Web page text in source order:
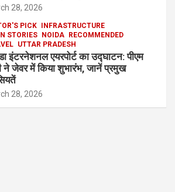
28, 2026
PICK
INFRASTRUCTURE
STORIES
NOIDA
RECOMMENDED
UTTAR PRADESH
इंटरनेशनल एयरपोर्ट का उद्घाटन: पीएम
ने जेवर में किया शुभारंभ, जानें प्रमुख
28, 2026